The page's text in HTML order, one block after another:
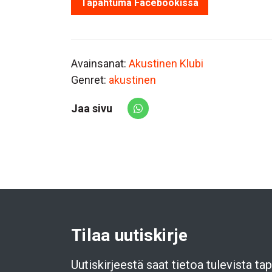
Tapahtuma Facebookissa
Avainsanat: Akustinen Klubi
Genret: akustinen
Jaa sivu
Share via Whatsapp
Tilaa uutiskirje
Uutiskirjeestä saat tietoa tulevista